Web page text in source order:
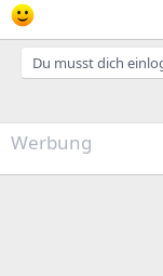
Du musst dich
Werbung